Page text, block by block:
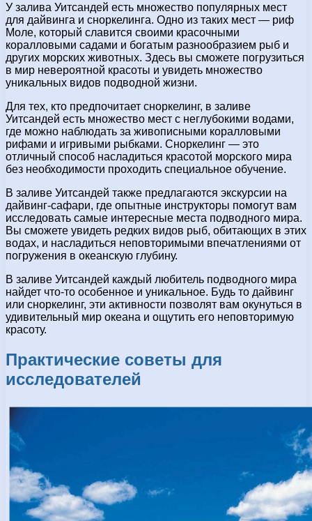
У залива Уитсандей есть множество популярных мест
для дайвинга и сноркелинга. Одно из таких мест — риф
Моле, который славится своими красочными
коралловыми садами и богатым разнообразием рыб и
других морских животных. Здесь вы сможете погрузиться
в мир невероятной красоты и увидеть множество
уникальных видов подводной жизни.
Для тех, кто предпочитает сноркелинг, в заливе
Уитсандей есть множество мест с неглубокими водами,
где можно наблюдать за живописными коралловыми
рифами и игривыми рыбками. Сноркелинг — это
отличный способ насладиться красотой морского мира
без необходимости проходить специальное обучение.
В заливе Уитсандей также предлагаются экскурсии на
дайвинг-сафари, где опытные инструкторы помогут вам
исследовать самые интересные места подводного мира.
Вы сможете увидеть редких видов рыб, обитающих в этих
водах, и насладиться неповторимыми впечатлениями от
погружения в океанскую глубину.
В заливе Уитсандей каждый любитель подводного мира
найдет что-то особенное и уникальное. Будь то дайвинг
или сноркелинг, эти активности позволят вам окунуться в
удивительный мир океана и ощутить его неповторимую
красоту.
Практические советы для
исследователей